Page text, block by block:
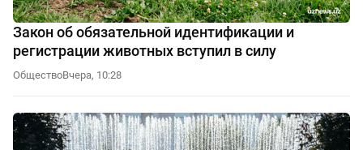
Закон об обязательной идентификации и
регистрации животных вступил в силу
ОбществоВчера, 10:28